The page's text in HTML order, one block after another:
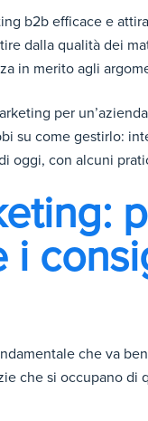
b2b efficace e
dalla qualità dei
in merito agli
per
su come gestirlo:
oggi, con alcuni
i
che va
che si occupano